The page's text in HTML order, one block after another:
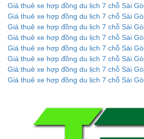
Giá thuê xe hợp đồng du lịch 7 chỗ Sài
Giá thuê xe hợp đồng du lịch 7 chỗ Sài
Giá thuê xe hợp đồng du lịch 7 chỗ Sài
Giá thuê xe hợp đồng du lịch 7 chỗ Sài
Giá thuê xe hợp đồng du lịch 7 chỗ Sài
Giá thuê xe hợp đồng du lịch 7 chỗ Sài
Giá thuê xe hợp đồng du lịch 7 chỗ Sài
Giá thuê xe hợp đồng du lịch 7 chỗ Sài